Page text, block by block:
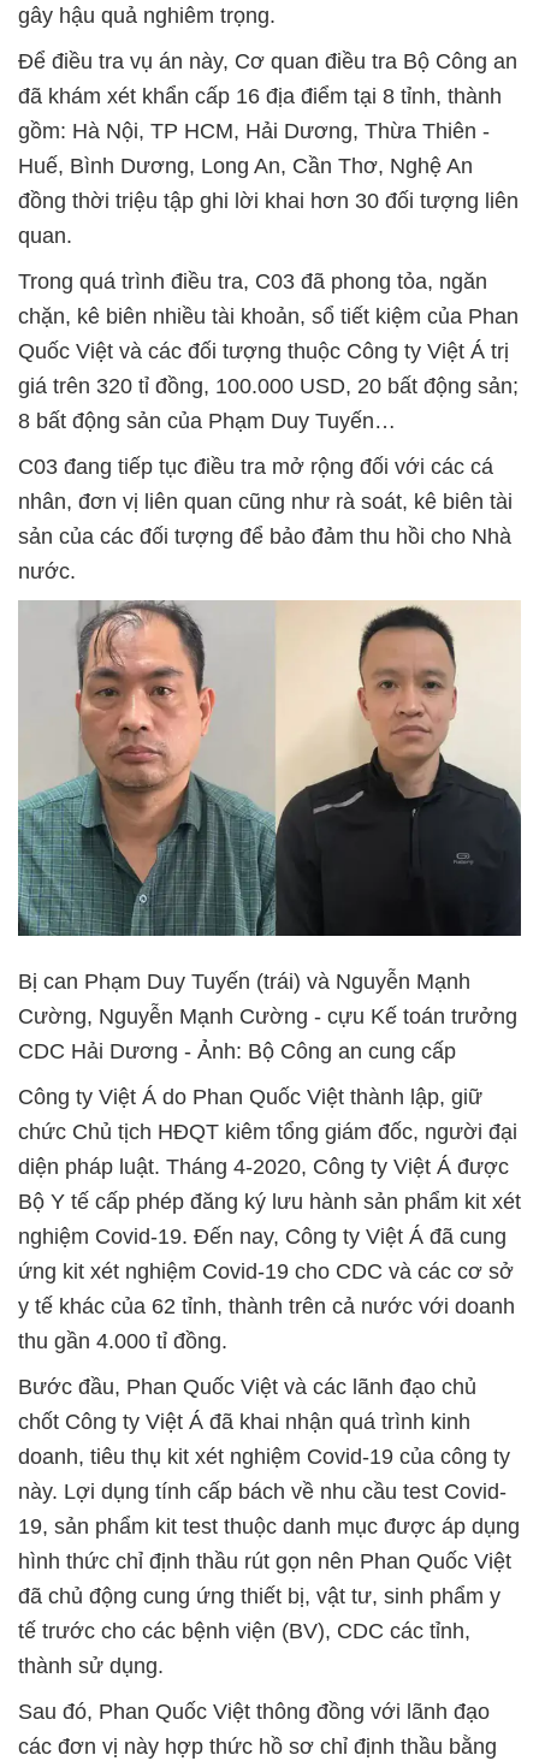
gây hậu quả nghiêm trọng.
Để điều tra vụ án này, Cơ quan điều tra Bộ Công an
đã khám xét khẩn cấp 16 địa điểm tại 8 tỉnh, thành
gồm: Hà Nội, TP HCM, Hải Dương, Thừa Thiên -
Huế, Bình Dương, Long An, Cần Thơ, Nghệ An
đồng thời triệu tập ghi lời khai hơn 30 đối tượng liên
quan.
Trong quá trình điều tra, C03 đã phong tỏa, ngăn
chặn, kê biên nhiều tài khoản, sổ tiết kiệm của Phan
Quốc Việt và các đối tượng thuộc Công ty Việt Á trị
giá trên 320 tỉ đồng, 100.000 USD, 20 bất động sản;
8 bất động sản của Phạm Duy Tuyến…
C03 đang tiếp tục điều tra mở rộng đối với các cá
nhân, đơn vị liên quan cũng như rà soát, kê biên tài
sản của các đối tượng để bảo đảm thu hồi cho Nhà
nước.
Bị can Phạm Duy Tuyến (trái) và Nguyễn Mạnh
Cường, Nguyễn Mạnh Cường - cựu Kế toán trưởng
CDC Hải Dương - Ảnh: Bộ Công an cung cấp
Công ty Việt Á do Phan Quốc Việt thành lập, giữ
chức Chủ tịch HĐQT kiêm tổng giám đốc, người đại
diện pháp luật. Tháng 4-2020, Công ty Việt Á được
Bộ Y tế cấp phép đăng ký lưu hành sản phẩm kit xét
nghiệm Covid-19. Đến nay, Công ty Việt Á đã cung
ứng kit xét nghiệm Covid-19 cho CDC và các cơ sở
y tế khác của 62 tỉnh, thành trên cả nước với doanh
thu gần 4.000 tỉ đồng.
Bước đầu, Phan Quốc Việt và các lãnh đạo chủ
chốt Công ty Việt Á đã khai nhận quá trình kinh
doanh, tiêu thụ kit xét nghiệm Covid-19 của công ty
này. Lợi dụng tính cấp bách về nhu cầu test Covid-
19, sản phẩm kit test thuộc danh mục được áp dụng
hình thức chỉ định thầu rút gọn nên Phan Quốc Việt
đã chủ động cung ứng thiết bị, vật tư, sinh phẩm y
tế trước cho các bệnh viện (BV), CDC các tỉnh,
thành sử dụng.
Sau đó, Phan Quốc Việt thông đồng với lãnh đạo
các đơn vị này hợp thức hồ sơ chỉ định thầu bằng